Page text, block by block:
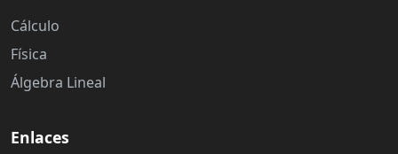
Cálculo
Física
Álgebra Lineal
Enlaces